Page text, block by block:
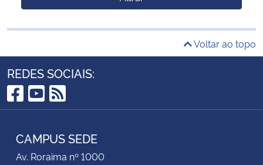
Voltar ao topo
REDES SOCIAIS:
Facebook
YouTube
RSS
CAMPUS SEDE
Av. Roraima nº 1000